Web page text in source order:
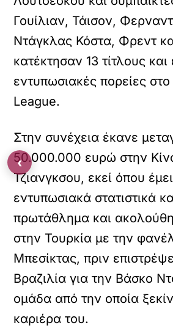
Γουίλιαν, Τάισον,
Ντάγκλας Κόστα, Φρεντ
κατέκτησαν 13 τίτλους
εντυπωσιακές πορείες
League.
Στην συνέχεια έκανε
50.000.000 ευρώ στην
Τζιανγκσου, εκεί όπου
εντυπωσιακά στατιστικά
πρωτάθλημα και
στην Τουρκία με την
Μπεσίκτας, πριν
Βραζιλία για την Βάσκο
ομάδα από την οποία
καριέρα του.
‹